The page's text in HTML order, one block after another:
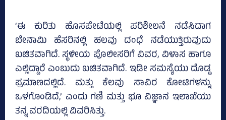
‘ಈ ಕುರಿತು ಹೊಸಪೇಟೆಯಲ್ಲಿ ಪರಿಶೀಲನೆ ನಡೆಸಿದಾಗ
ಬೇನಾಮಿ ಹೆಸರಿನಲ್ಲಿ ಹಲವು ದಂಧೆ ನಡೆಯುತ್ತಿರುವುದು
ಖಚಿತವಾಗಿದೆ. ಸ್ಥಳೀಯ ಪೊಲೀಸರಿಗೆ ವಿವರ, ವಿಳಾಸ ಹಾಗೂ
ಎಲ್ಲಿದ್ದಾರೆ ಎಂಬುದು ಖಚಿತವಾಗಿದೆ. ಇಡೀ ಸಮಸ್ಯೆಯು ದೊಡ್ಡ
ಪ್ರಮಾಣದಲ್ಲಿದೆ. ಮತ್ತು ಕೆಲವು ಸಾವಿರ ಕೋಟಿಗಳನ್ನು
ಒಳಗೊಂಡಿದೆ,’ ಎಂದು ಗಣಿ ಮತ್ತು ಭೂ ವಿಜ್ಞಾನ ಇಲಾಖೆಯು
ತನ್ನ ವರದಿಯಲ್ಲಿ ವಿವರಿಸಿತ್ತು.